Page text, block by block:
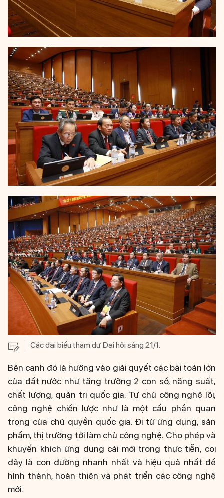
Các đại biểu tham dự Đại hội sáng 21/1.
Bên cạnh đó là hướng vào giải quyết các bài toán lớn
của đất nước như tăng trưởng 2 con số, năng suất,
chất lượng, quản trị quốc gia. Tự chủ công nghệ lõi,
công nghệ chiến lược như là một cấu phần quan
trọng của chủ quyền quốc gia. Đi từ ứng dụng, sản
phẩm, thị trường tới làm chủ công nghệ. Cho phép và
khuyến khích ứng dụng cái mới trong thực tiễn, coi
đây là con đường nhanh nhất và hiệu quả nhất để
hình thành, hoàn thiện và phát triển các công nghệ
mới.